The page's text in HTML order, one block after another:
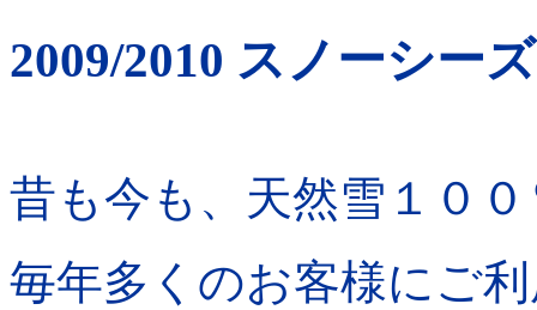
2009/2010 スノーシー
昔も今も、天然雪１０
毎年多くのお客様にご